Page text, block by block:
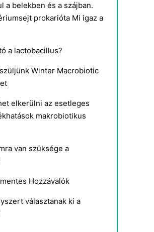
a belekben és a szájban.
prokarióta Mi igaz a
a lactobacillus?
Winter Macrobiotic
elkerülni az esetleges
makrobiotikus
van szüksége a
Hozzávalók
választanak ki a